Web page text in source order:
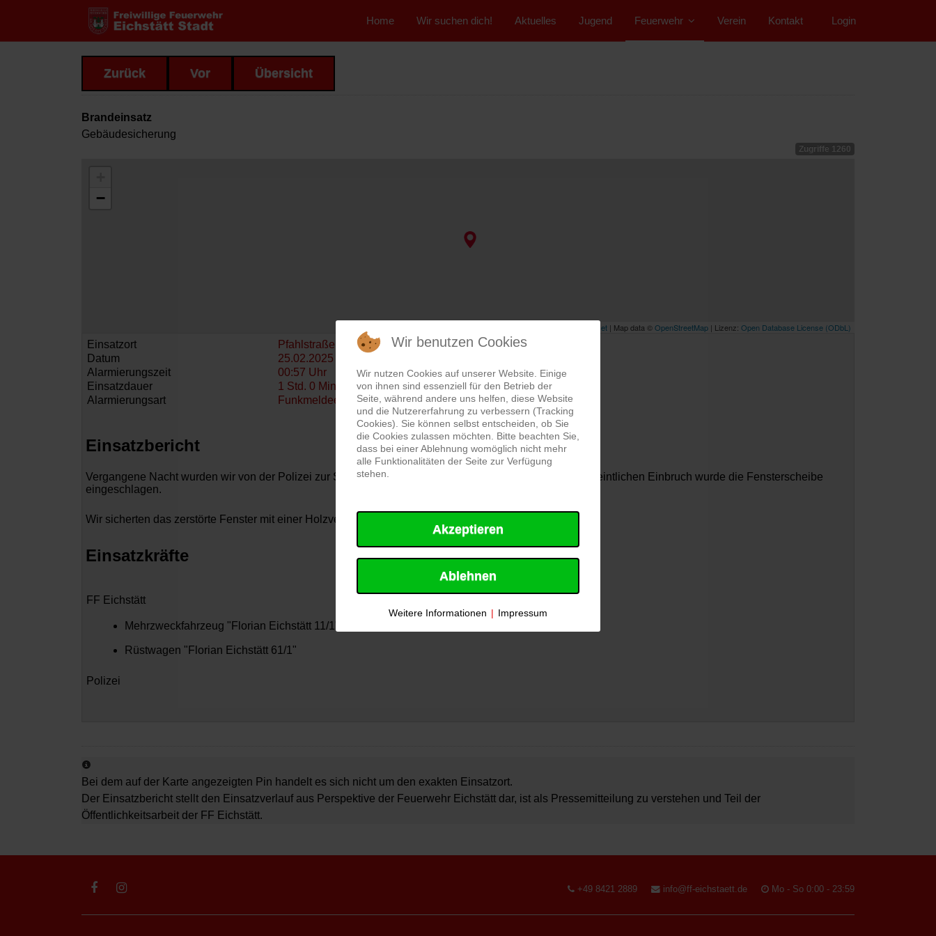
Home Wir suchen dich! Aktuelles Jugend Feuerwehr Verein Kontakt Login
Zurück Vor Übersicht
Brandeinsatz
Gebäudesicherung
Zugriffe 1260
−
Leaflet | Map data ©OpenStreetMap | Lizenz: Open Database License (ODbL)
Einsatzort
Pfahlstraße, 85072 Eichstätt
Datum
25.02.2025
Alarmierungszeit
00:57 Uhr
Einsatzdauer
1 Std. 0 Min.
Alarmierungsart
Funkmeldeempfänger
Einsatzbericht
Vergangene Nacht wurden wir von der Polizei zur Sicherung eines Gebäudes alarmiert. Bei einem vermeintlichen Einbruch wurde die Fensterscheibe
eingeschlagen.
Wir sicherten das zerstörte Fenster mit einer Holzverschalung.
Einsatzkräfte
FF Eichstätt
Mehrzweckfahrzeug "Florian Eichstätt 11/1"
Rüstwagen "Florian Eichstätt 61/1"
Polizei
Bei dem auf der Karte angezeigten Pin handelt es sich nicht um den exakten Einsatzort.
Der Einsatzbericht stellt den Einsatzverlauf aus Perspektive der Feuerwehr Eichstätt dar, ist als Pressemitteilung zu verstehen und Teil der
Öffentlichkeitsarbeit der FF Eichstätt.
+49 8421 2889 info@ff-eichstaett.de Mo - So 0:00 - 23:59
Wir benutzen Cookies
Wir nutzen Cookies auf unserer Website. Einige
von ihnen sind essenziell für den Betrieb der
Seite, während andere uns helfen, diese Website
und die Nutzererfahrung zu verbessern (Tracking
Cookies). Sie können selbst entscheiden, ob Sie
die Cookies zulassen möchten. Bitte beachten Sie,
dass bei einer Ablehnung womöglich nicht mehr
alle Funktionalitäten der Seite zur Verfügung
stehen.
Akzeptieren
Ablehnen
Weitere Informationen | Impressum